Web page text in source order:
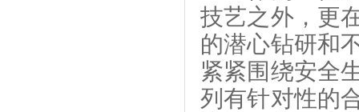
技艺之外，更
的潜心钻研和
紧紧围绕安全
列有针对性的